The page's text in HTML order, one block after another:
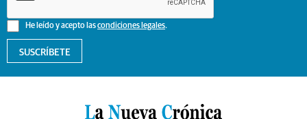
He leído y acepto lascondiciones legales.
SUSCRÍBETE